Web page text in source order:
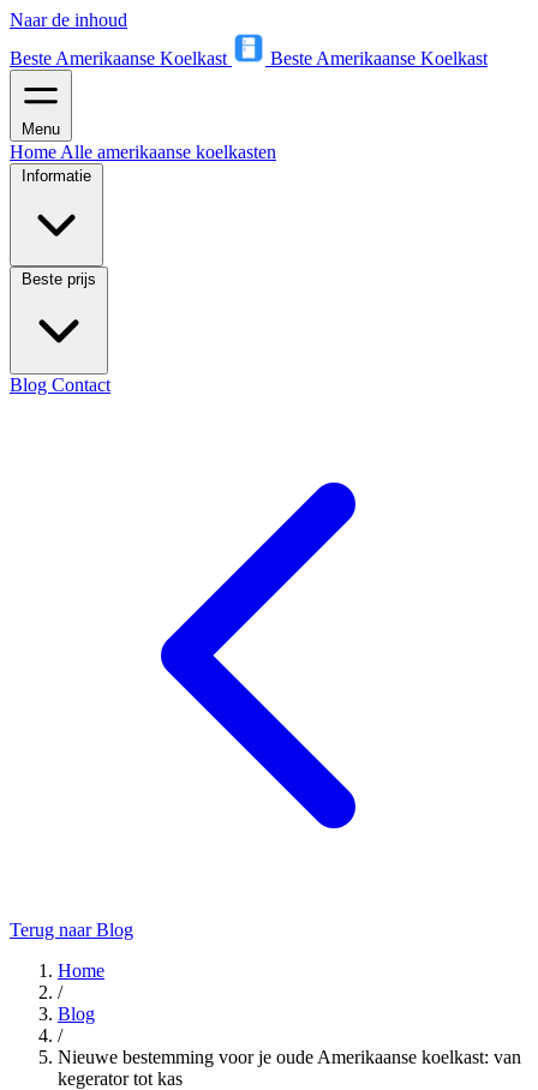
Naar de inhoud
Beste Amerikaanse Koelkast
Beste Amerikaanse Koelkast
Menu
Home Alle amerikaanse koelkasten
Informatie
Beste prijs
Blog Contact
Terug naar Blog
Home
/
Blog
/
Nieuwe bestemming voor je oude Amerikaanse koelkast: van
kegerator tot kas